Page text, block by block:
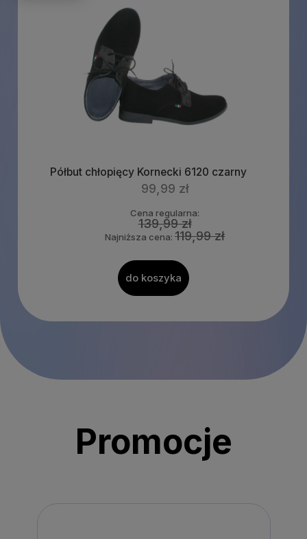
Półbut chłopięcy Kornecki 6120 czarny
99,99 zł
Cena regularna:
139,99 zł
Najniższa cena:119,99 zł
do koszyka
Promocje